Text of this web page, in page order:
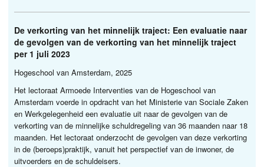
De verkorting van het minnelijk traject: Een evaluatie naar
de gevolgen van de verkorting van het minnelijk traject
per 1 juli 2023
Hogeschool van Amsterdam, 2025
Het lectoraat Armoede Interventies van de Hogeschool van
Amsterdam voerde in opdracht van het Ministerie van Sociale Zaken
en Werkgelegenheid een evaluatie uit naar de gevolgen van de
verkorting van de minnelijke schuldregeling van 36 maanden naar 18
maanden. Het lectoraat onderzocht de gevolgen van deze verkorting
in de (beroeps)praktijk, vanuit het perspectief van de inwoner, de
uitvoerders en de schuldeisers.